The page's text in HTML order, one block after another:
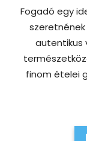
Fogadó egy
autentikus
finom ételei